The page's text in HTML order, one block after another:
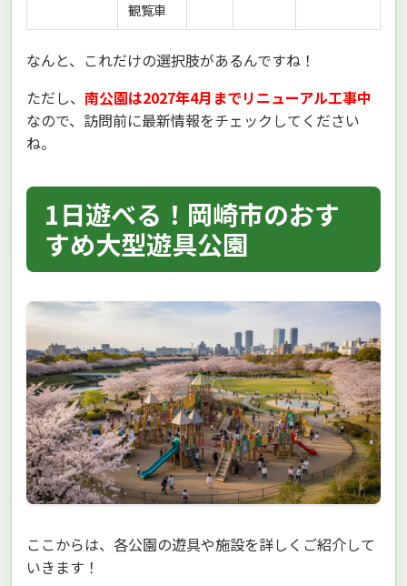
観覧車
なんと、これだけの選択肢があるんですね！
ただし、 南公園は2027年4月までリニューアル工事中
なので、訪問前に最新情報をチェックしてください
ね。
1日遊べる！岡崎市のおす
すめ大型遊具公園
ここからは、各公園の遊具や施設を詳しくご紹介して
いきます！